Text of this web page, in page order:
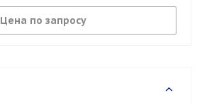
Цена по запросу